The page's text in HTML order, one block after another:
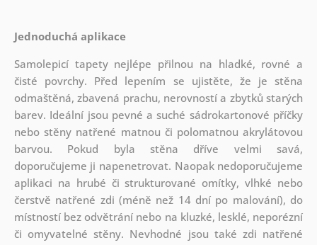
Jednoduchá aplikace
Samolepicí tapety nejlépe přilnou na hladké, rovné a
čisté povrchy. Před lepením se ujistěte, že je stěna
odmaštěná, zbavená prachu, nerovností a zbytků starých
barev. Ideální jsou pevné a suché sádrokartonové příčky
nebo stěny natřené matnou či polomatnou akrylátovou
barvou. Pokud byla stěna dříve velmi savá,
doporučujeme ji napenetrovat. Naopak nedoporučujeme
aplikaci na hrubé či strukturované omítky, vlhké nebo
čerstvě natřené zdi (méně než 14 dní po malování), do
místností bez odvětrání nebo na kluzké, lesklé, neporézní
či omyvatelné stěny. Nevhodné jsou také zdi natřené